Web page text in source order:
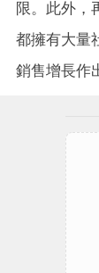
限。此外，
都擁有大量
銷售增長作